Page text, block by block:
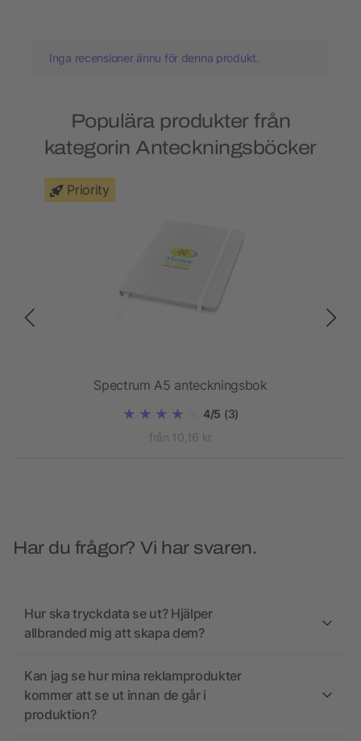
Inga recensioner ännu för denna produkt.
Populära produkter från
kategorin Anteckningsböcker
Priority
Spectrum A5 anteckningsbok
4/5 (3)
från 10,16 kr
Har du frågor? Vi har svaren.
Hur ska tryckdata se ut? Hjälper
allbranded mig att skapa dem?
Kan jag se hur mina reklamprodukter
kommer att se ut innan de går i
produktion?